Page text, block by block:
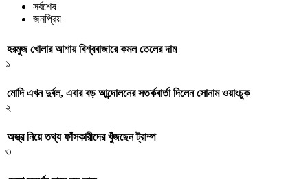
সর্বশেষ
জনপ্রিয়
হরমুজ খোলার আশায় বিশ্ববাজারে কমল তেলের দাম
১
মোদি এখন দুর্বল, এবার বড় আন্দোলনের সতর্কবার্তা দিলেন সোনাম ওয়াংচুক
২
অস্ত্র নিয়ে তথ্য ফাঁসকারীদের খুঁজছেন ট্রাম্প
৩